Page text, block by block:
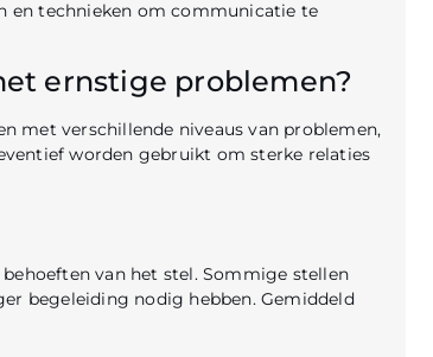
en technieken om communicatie te
ernstige problemen?
met verschillende niveaus van problemen,
worden gebruikt om sterke relaties
van het stel. Sommige stellen
begeleiding nodig hebben. Gemiddeld